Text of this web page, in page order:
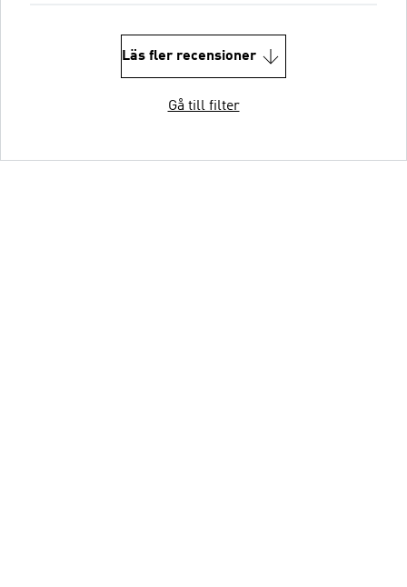
Läs fler recensioner
Gå till filter